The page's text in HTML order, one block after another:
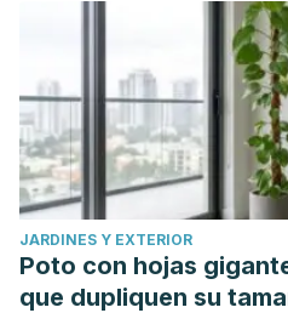
es/diseases-conditions/
Bieber, E. J., Sanfilippo, J.
Clinical Gynecology. In
https://doi.org/10.1016/
JARDINES Y EXTERIOR
Poto con hojas
que dupliquen su